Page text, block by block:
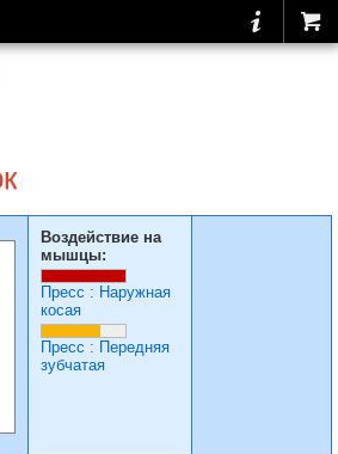
Воздействие на
мышцы:
Пресс : Наружная
косая
Пресс : Передняя
зубчатая